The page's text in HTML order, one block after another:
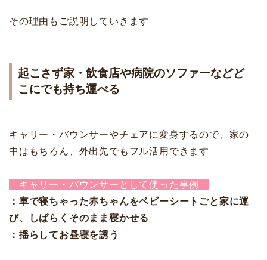
その理由もご説明していきます
起こさず家・飲食店や病院のソファーなどど
こにでも持ち運べる
キャリー・バウンサーやチェアに変身するので、家の
中はもちろん、外出先でもフル活用できます
キャリー・バウンサーとして使った事例
：車で寝ちゃった赤ちゃんをベビーシートごと家に運
び、しばらくそのまま寝かせる
：揺らしてお昼寝を誘う